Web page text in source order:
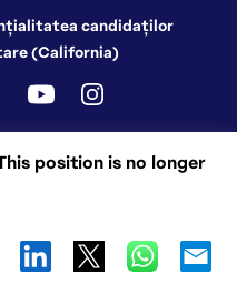
position is no longer
candidaților
(California)